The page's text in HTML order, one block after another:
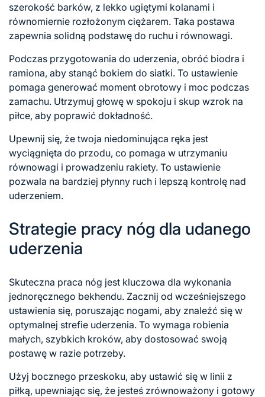
szerokość barków, z lekko ugiętymi kolanami i
równomiernie rozłożonym ciężarem. Taka postawa
zapewnia solidną podstawę do ruchu i równowagi.
Podczas przygotowania do uderzenia, obróć biodra i
ramiona, aby stanąć bokiem do siatki. To ustawienie
pomaga generować moment obrotowy i moc podczas
zamachu. Utrzymuj głowę w spokoju i skup wzrok na
piłce, aby poprawić dokładność.
Upewnij się, że twoja niedominująca ręka jest
wyciągnięta do przodu, co pomaga w utrzymaniu
równowagi i prowadzeniu rakiety. To ustawienie
pozwala na bardziej płynny ruch i lepszą kontrolę nad
uderzeniem.
Strategie pracy nóg dla udanego
uderzenia
Skuteczna praca nóg jest kluczowa dla wykonania
jednoręcznego bekhendu. Zacznij od wcześniejszego
ustawienia się, poruszając nogami, aby znaleźć się w
optymalnej strefie uderzenia. To wymaga robienia
małych, szybkich kroków, aby dostosować swoją
postawę w razie potrzeby.
Użyj bocznego przeskoku, aby ustawić się w linii z
piłką, upewniając się, że jesteś zrównoważony i gotowy